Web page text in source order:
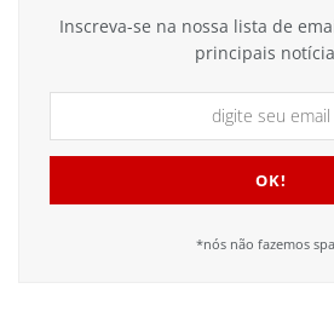
Inscreva-se na nossa lista de
principais
*nós não fazemos